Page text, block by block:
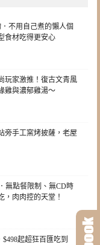
不用自己煮的懶人個
食材吃得更安心
玩家激推！復古文青風
雞與濃郁雞湯～
旁手工窯烤披薩，老屋
無點餐限制、無CD時
，肉肉控的天堂！
起超狂百匯吃到